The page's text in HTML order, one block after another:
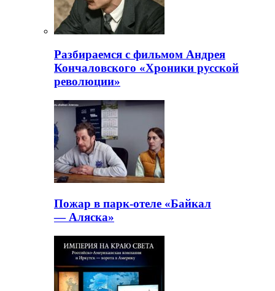
Разбираемся с фильмом Андрея
Кончаловского «Хроники русской
революции»
Пожар в парк-отеле «Байкал
— Аляска»